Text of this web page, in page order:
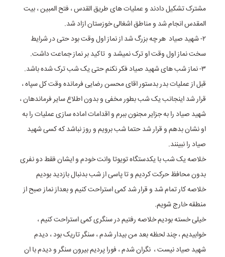
مشترک تشکیل دادند و عملیات های طریق القدس ، فتح المبین ، بیت
المقدس انجام شد و مناطق اشغالی خوزستان ازاد شد.
٢- شهید صیاد هر چه بزرگ شد از نماز اول وقت بود حتی در شرایط
سخت نماز اول وقت او ترک نمیشد و تاکید بر نماز جماعت داشت.
٣- نماز شب های شهید صیاد فکر نکنم حتی یک شب ترک شده باشد.
قبل از عملیات بدر بدستور اقای محسن رضایی فرمانده وقت کل سپاه ،
قرار شد اینجانب یک شب بطور مخفی و بدون اطلاع سایر فرماندهان ،
شهید صیاد را به جزایر مجنون ببرم و اقدامات اماده سازی عملیات را به
او نشان بدهم و قرار شد حتما شب برویم و روز نباشد که کسی شهید
صیاد را نبینند.
خلاصه یک شب با یکدستگاه تویوتا وانت خودم و ایشان فقط دو نفری
بدون محافظ حرکت کردیم و تا پاسی از شب بدنبال بازدید بودیم
خلاصه کار تمام شد و قرار شد کمی استراحت کنیم و بعداز نماز صبح از
منطقه خارج شویم.
خیلی خسته بودیم خلاصه رفتیم در سنگری کمی استراحت کنیم ،
خوابیدیم ، چند لحظه بعد من بیدار شدم ، سنگر تاریک بود ، دیدم
شهید صیاد نیست ، نگران شدم ، فورا پردیم بیرون سنگر و دیدم با ان